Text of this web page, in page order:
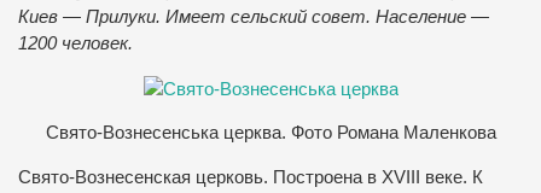
Киев — Прилуки. Имеет сельский совет. Население —
1200 человек.
Свято-Вознесенська церква. Фото Романа Маленкова
Свято-Вознесенская церковь. Построена в XVIII веке. К